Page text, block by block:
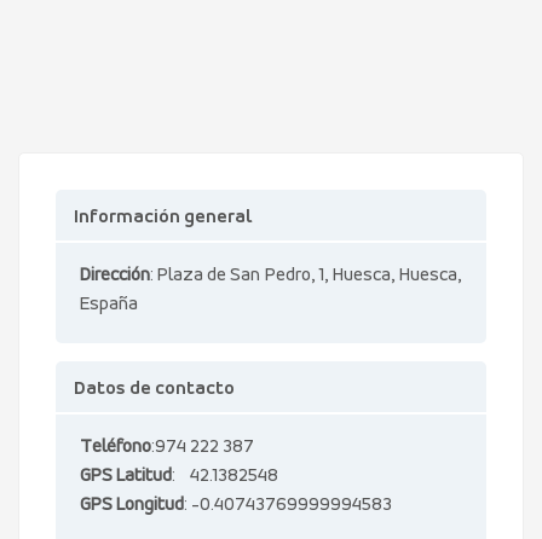
Información general
Dirección: Plaza de San Pedro, 1, Huesca, Huesca,
España
Datos de contacto
Teléfono:974 222 387
GPS Latitud: 42.1382548
GPS Longitud: -0.40743769999994583